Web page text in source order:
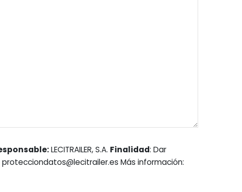
LECITRAILER, S.A. Finalidad: Dar
protecciondatos@lecitrailer.es Más información: